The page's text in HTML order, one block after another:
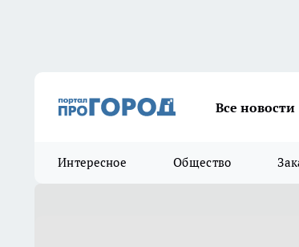
Все новости
Интересное Общество